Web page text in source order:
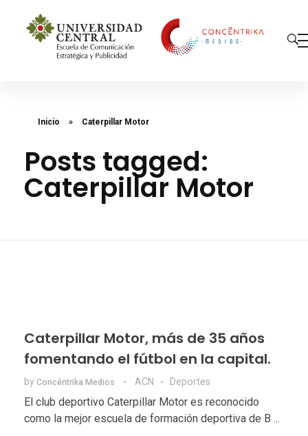
Inicio » Caterpillar Motor
Posts tagged:
Caterpillar Motor
Caterpillar Motor, más de 35 años
fomentando el fútbol en la capital.
by Concéntrika Medios ACN Deportes
El club deportivo Caterpillar Motor es reconocido
como la mejor escuela de formación deportiva de B ...